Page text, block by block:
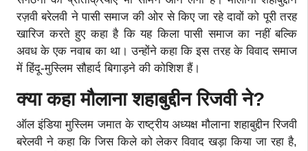
रज़वी बरेलवी ने पासी समाज की ओर से किए जा रहे दावों को पूरी तरह
खारिज करते हुए कहा है कि यह किला पासी समाज का नहीं बल्कि
अवध के एक नवाब का था। उन्होंने कहा कि इस तरह के विवाद समाज
में हिंदू-मुस्लिम सौहार्द बिगाड़ने की कोशिश हैं।
क्या कहा मौलाना शहाबुद्दीन रिजवी ने?
ऑल इंडिया मुस्लिम जमात के राष्ट्रीय अध्यक्ष मौलाना शहाबुद्दीन रिजवी
बरेलवी ने कहा कि जिस किले को लेकर विवाद खड़ा किया जा रहा है,